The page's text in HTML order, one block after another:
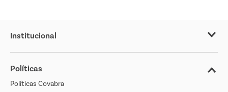
Institucional
Sobre o Covabra
Nossas Lojas
Cliente Bem Estar
Políticas
Políticas Covabra